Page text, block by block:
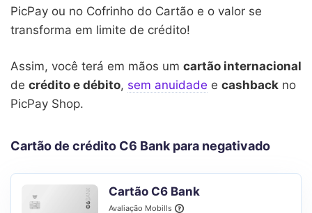
PicPay ou no Cofrinho do Cartão e o valor se
transforma em limite de crédito!
Assim, você terá em mãos um cartão internacional
de crédito e débito, sem anuidade e cashback no
PicPay Shop.
Cartão de crédito C6 Bank para negativado
Cartão C6 Bank
Avaliação Mobills